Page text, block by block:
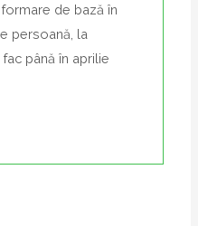
de bază în
persoană, la
până în aprilie